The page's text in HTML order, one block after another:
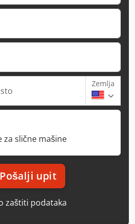
Zemlja
slične mašine
Pošalji upit
zaštiti podataka